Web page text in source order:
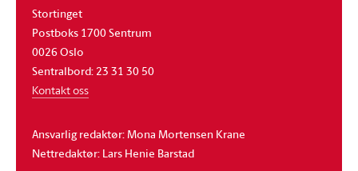
Stortinget
Postboks 1700 Sentrum
0026 Oslo
Sentralbord: 23 31 30 50
Kontakt oss
Ansvarlig redaktør: Mona Mortensen Krane
Nettredaktør: Lars Henie Barstad